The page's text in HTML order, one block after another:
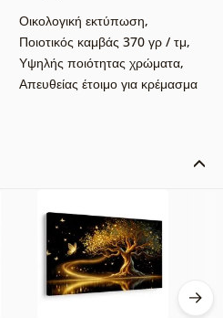
Οικολογική εκτύπωση,
Ποιοτικός καμβάς 370 γρ / τμ,
Υψηλής ποιότητας χρώματα,
Απευθείας έτοιμο για κρέμασμα